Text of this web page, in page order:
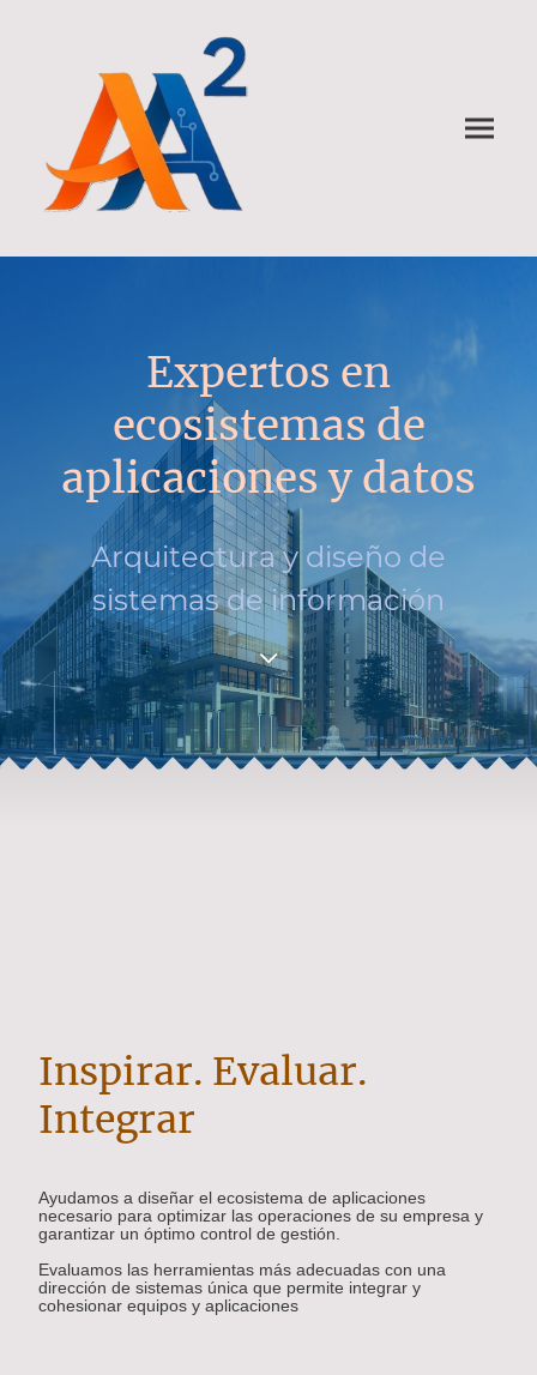
Expertos en
ecosistemas de
aplicaciones y datos
Arquitectura y diseño de
sistemas de información
Inspirar. Evaluar.
Integrar
Ayudamos a diseñar el ecosistema de aplicaciones
necesario para optimizar las operaciones de su empresa y
garantizar un óptimo control de gestión.
Evaluamos las herramientas más adecuadas con una
dirección de sistemas única que permite integrar y
cohesionar equipos y aplicaciones